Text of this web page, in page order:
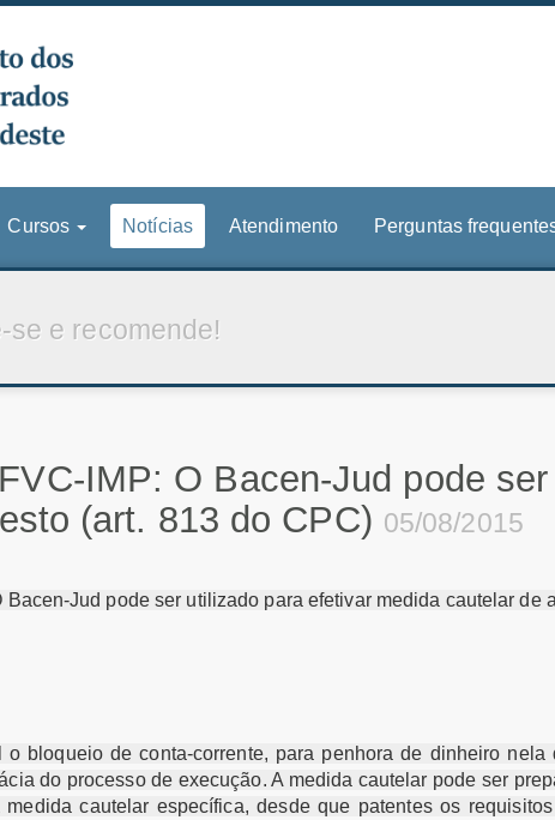
Cursos Notícias Atendimento Perguntas
se e recomende!
IMP: O Bacen-Jud pode
(art. 813 do CPC) 05/08/2015
Bacen-Jud pode ser utilizado para efetivar medida cautelar de
bloqueio de conta-corrente, para penhora de dinheiro
do processo de execução. A medida cautelar pode ser
cautelar específica, desde que patentes os